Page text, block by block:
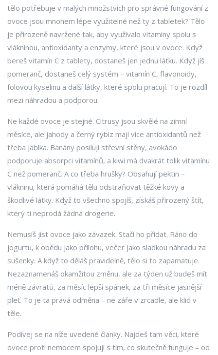
tělo potřebuje v malých množstvích pro správné fungováníz
ovoce jsou mnohem lépe využitelné než ty z tabletek? Tělo
je přirozeně navržené tak, aby využívalo vitamíny spolu s
vlákninou, antioxidanty a enzymy, které jsou v ovoce. Když
bereš vitamín C z tablety, dostaneš jen jednu látku. Když jíš
pomeranč, dostaneš celý systém – vitamín C, flavonoidy,
folovou kyselinu a další látky, které spolu pracují. To je rozdíl
mezi náhradou a podporou.
Ne každé ovoce je stejné. Citrusy jsou skvělé na zimní
měsíce, ale jahody a černý rybíz mají více antioxidantů než
třeba jablka. Banány posilují střevní stěny, avokádo
podporuje absorpci vitamínů, a kiwi má dvakrát tolik vitamínu
C než pomeranč. A co třeba hrušky? Obsahují pektin –
vlákninu, která pomáhá tělu odstraňovat těžké kovy a
škodlivé látky. Když to všechno spojíš, získáš přirozený štít,
který ti neprodá žádná drogerie.
Nemusíš jíst ovoce jako závazek. Stačí ho přidat. Ráno do
jogurtu, k obědu jako přílohu, večer jako sladkou náhradu za
sušenky. A když to děláš pravidelně, tělo si to zapamatuje.
Nezaznamenáš okamžitou změnu, ale za týden už budeš mít
méně závratů, za měsíc lepší spánek, za tři měsíce jasnější
pleť. To je ta pravá odměna – ne záře v zrcadle, ale klid v
těle.
Podívej se na níže uvedené články. Najdeš tam věci, které
ovoce proti nemocem spojují s tím, co skutečně funguje – od